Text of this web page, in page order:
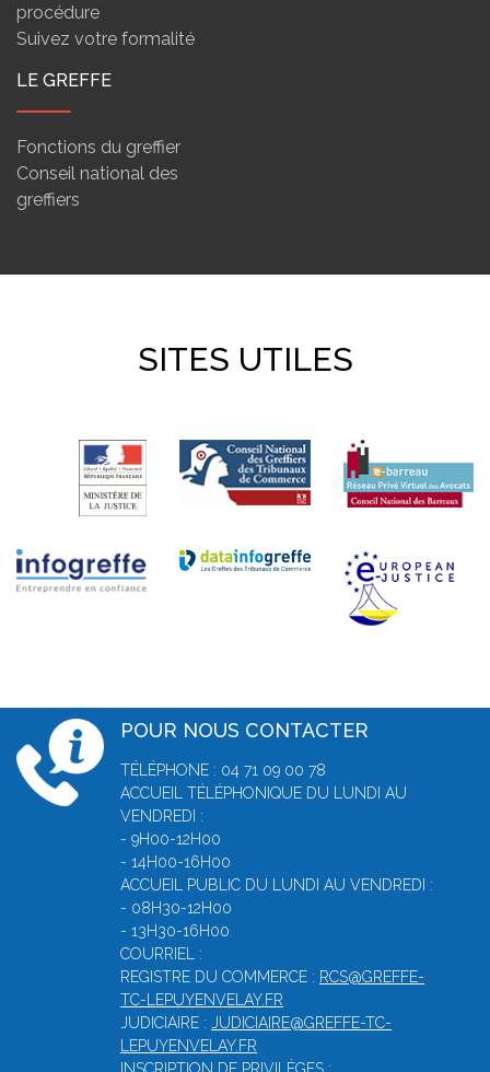
procédure
Suivez votre formalité
LE GREFFE
Fonctions du greffier
Conseil national des
greffiers
SITES UTILES
POUR NOUS CONTACTER
TÉLÉPHONE : 04 71 09 00 78
ACCUEIL TÉLÉPHONIQUE DU LUNDI AU
VENDREDI :
- 9H00-12H00
- 14H00-16H00
ACCUEIL PUBLIC DU LUNDI AU VENDREDI :
- 08H30-12H00
- 13H30-16H00
COURRIEL :
REGISTRE DU COMMERCE : RCS@GREFFE-
TC-LEPUYENVELAY.FR
JUDICIAIRE : JUDICIAIRE@GREFFE-TC-
LEPUYENVELAY.FR